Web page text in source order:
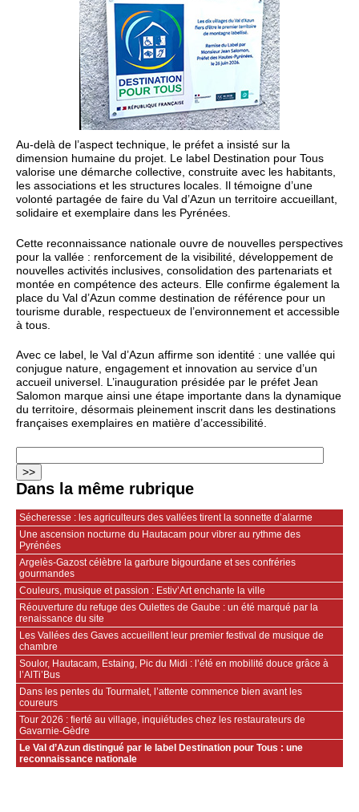
Au‑delà de l’aspect technique, le préfet a insisté sur la
dimension humaine du projet. Le label Destination pour Tous
valorise une démarche collective, construite avec les habitants,
les associations et les structures locales. Il témoigne d’une
volonté partagée de faire du Val d’Azun un territoire accueillant,
solidaire et exemplaire dans les Pyrénées.
Cette reconnaissance nationale ouvre de nouvelles perspectives
pour la vallée : renforcement de la visibilité, développement de
nouvelles activités inclusives, consolidation des partenariats et
montée en compétence des acteurs. Elle confirme également la
place du Val d’Azun comme destination de référence pour un
tourisme durable, respectueux de l’environnement et accessible
à tous.
Avec ce label, le Val d’Azun affirme son identité : une vallée qui
conjugue nature, engagement et innovation au service d’un
accueil universel. L’inauguration présidée par le préfet Jean
Salomon marque ainsi une étape importante dans la dynamique
du territoire, désormais pleinement inscrit dans les destinations
françaises exemplaires en matière d’accessibilité.
Dans la même rubrique
Sécheresse : les agriculteurs des vallées tirent la sonnette d’alarme
Une ascension nocturne du Hautacam pour vibrer au rythme des
Pyrénées
Argelès-Gazost célèbre la garbure bigourdane et ses confréries
gourmandes
Couleurs, musique et passion : Estiv’Art enchante la ville
Réouverture du refuge des Oulettes de Gaube : un été marqué par la
renaissance du site
Les Vallées des Gaves accueillent leur premier festival de musique de
chambre
Soulor, Hautacam, Estaing, Pic du Midi : l’été en mobilité douce grâce à
l’AlTi’Bus
Dans les pentes du Tourmalet, l’attente commence bien avant les
coureurs
Tour 2026 : fierté au village, inquiétudes chez les restaurateurs de
Gavarnie‑Gèdre
Le Val d’Azun distingué par le label Destination pour Tous : une
reconnaissance nationale